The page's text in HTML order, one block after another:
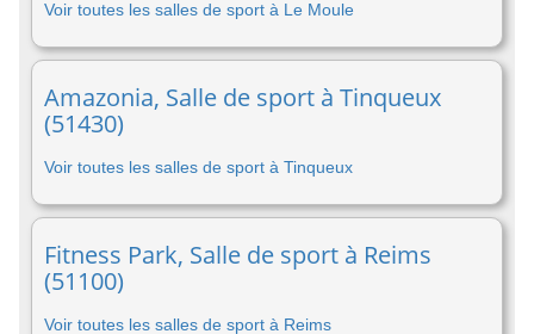
Voir toutes les salles de sport à Le Moule
Amazonia, Salle de sport à Tinqueux
(51430)
Voir toutes les salles de sport à Tinqueux
Fitness Park, Salle de sport à Reims
(51100)
Voir toutes les salles de sport à Reims